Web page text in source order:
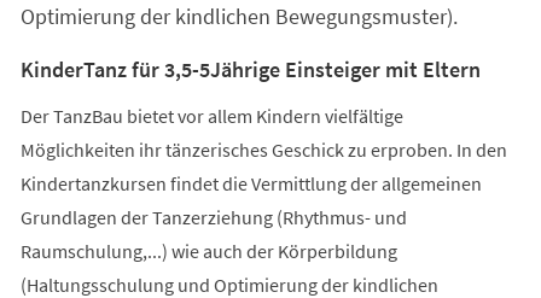
Optimierung der kindlichen Bewegungsmuster).
KinderTanz für 3,5-5Jährige Einsteiger mit Eltern
Der TanzBau bietet vor allem Kindern vielfältige
Möglichkeiten ihr tänzerisches Geschick zu erproben. In den
Kindertanzkursen findet die Vermittlung der allgemeinen
Grundlagen der Tanzerziehung (Rhythmus- und
Raumschulung,...) wie auch der Körperbildung
(Haltungsschulung und Optimierung der kindlichen